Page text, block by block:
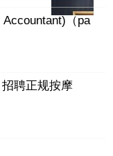
（pa
聘正规按摩